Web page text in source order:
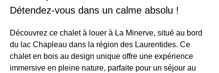
Détendez-vous dans un calme absolu !
Découvrez ce chalet à louer à La Minerve, situé au bord
du lac Chapleau dans la région des Laurentides. Ce
chalet en bois au design unique offre une expérience
immersive en pleine nature, parfaite pour un séjour au